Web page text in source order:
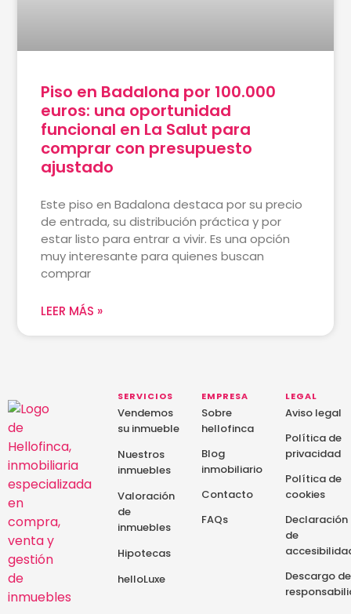
Piso en Badalona por 100.000
euros: una oportunidad
funcional en La Salut para
comprar con presupuesto
ajustado
Este piso en Badalona destaca por su precio
de entrada, su distribución práctica y por
estar listo para entrar a vivir. Es una opción
muy interesante para quienes buscan
comprar
LEER MÁS »
SERVICIOS
Vendemos
su inmueble
Nuestros
inmuebles
Valoración
de
inmuebles
Hipotecas
helloLuxe
EMPRESA
Sobre
hellofinca
Blog
inmobiliario
Contacto
FAQs
LEGAL
Aviso legal
Política de
privacidad
Política de
cookies
Declaración
de
Descargo de